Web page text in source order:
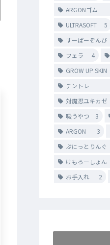
ARGONゴム
ULTRASOFT
5
すーぱーぞんび
フェラ
4
GROW UP SKIN
チントレ
対魔忍ユキカゼ
吸うやつ
3
ARGON
3
ぷにっとりんぐ
けもろーしょん
お手入れ
2